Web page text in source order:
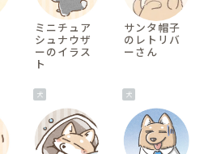
ミニチュア
シュナウザ
ーのイラス
ト
サンタ帽子
のレトリバ
ーさん
犬 犬